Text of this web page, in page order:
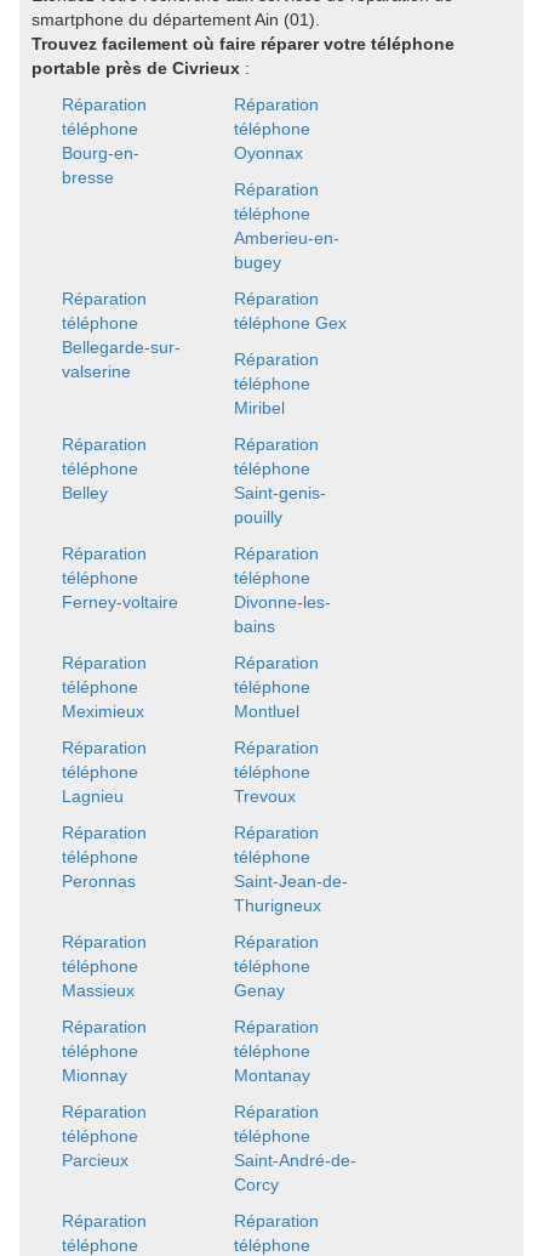
smartphone du département Ain (01).
Trouvez facilement où faire réparer votre téléphone
portable près de Civrieux :
Réparation
téléphone
Bourg-en-
bresse
Réparation
téléphone
Oyonnax
Réparation
téléphone
Amberieu-en-
bugey
Réparation
téléphone
Bellegarde-sur-
valserine
Réparation
téléphone Gex
Réparation
téléphone
Miribel
Réparation
téléphone
Belley
Réparation
téléphone
Saint-genis-
pouilly
Réparation
téléphone
Ferney-voltaire
Réparation
téléphone
Divonne-les-
bains
Réparation
téléphone
Meximieux
Réparation
téléphone
Montluel
Réparation
téléphone
Lagnieu
Réparation
téléphone
Trevoux
Réparation
téléphone
Peronnas
Réparation
téléphone
Saint-Jean-de-
Thurigneux
Réparation
téléphone
Massieux
Réparation
téléphone
Genay
Réparation
téléphone
Mionnay
Réparation
téléphone
Montanay
Réparation
téléphone
Parcieux
Réparation
téléphone
Saint-André-de-
Corcy
Réparation
téléphone
Réparation
téléphone